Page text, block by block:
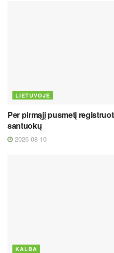
LIETUVOJE
Per pirmąjį pusmetį
santuokų
2026 08 10
KALBA